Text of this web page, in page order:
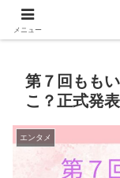
日
第７回もも
こ？正式発
エンタメ
メニュー